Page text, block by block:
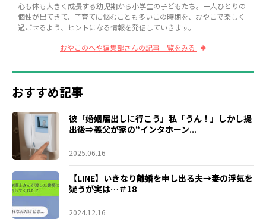
心も体も大きく成長する幼児期から小学生の子どもたち。一人ひとりの
個性が出てきて、子育てに悩むことも多いこの時期を、おやこで楽しく
過ごせるよう、ヒントになる情報を発信していきます。
おやこのへや編集部さんの記事一覧をみる
おすすめ記事
彼「婚姻届出しに行こう」私「うん！」しかし提
出後⇒義父が家の“インタホーン...
2025.06.16
【LINE】いきなり離婚を申し出る夫→妻の浮気を
疑うが実は…＃18
2024.12.16